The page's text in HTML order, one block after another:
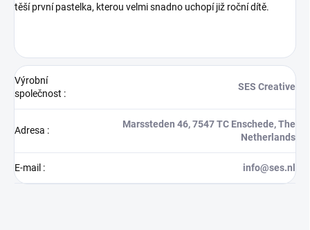
těší první pastelka, kterou velmi snadno uchopí již roční dítě.
Výrobní
společnost :
SES Creative
Adresa :
Marssteden 46, 7547 TC Enschede, The
Netherlands
E-mail : info@ses.nl